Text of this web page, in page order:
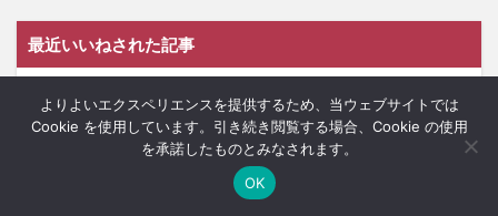
最近いいねされた記事
スマホ回数券が便利でお得...
+3
【札幌・白石】映像機材が...
【札幌・小樽】市内のバス...
メニュー
よりよいエクスペリエンスを提供するため、当ウェブサイトでは
Cookie を使用しています。引き続き閲覧する場合、Cookie の使用
を承諾したものとみなされます。
OK